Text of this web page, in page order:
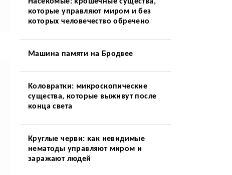
которые управляют миром и без
которых человечество обречено
Машина памяти на Бродвее
Коловратки: микроскопические
существа, которые выживут после
конца света
Круглые черви: как невидимые
нематоды управляют миром и
заражают людей